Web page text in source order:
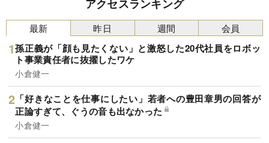
アクセスランキング
最新
孫正義が「顔も見たくない」と激怒した20代社員をロボッ
ト事業責任者に抜擢したワケ
小倉健一
「好きなことを仕事にしたい」若者への豊田章男の回答が
正論すぎて、ぐうの音も出なかった
小倉健一
昨日 週間 会員